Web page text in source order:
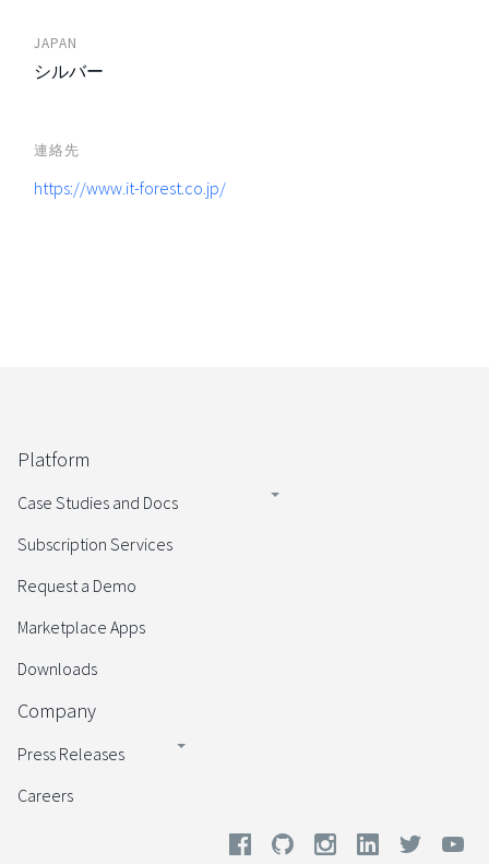
JAPAN
シルバー
連絡先
https://www.it-forest.co.jp/
Platform
Case Studies and Docs
Subscription Services
Request a Demo
Marketplace Apps
Downloads
Company
Press Releases
Careers